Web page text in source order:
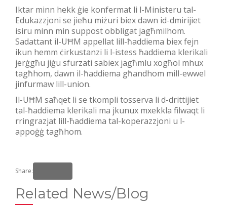
Iktar minn hekk ġie konfermat li l-Ministeru tal-
Edukazzjoni se jieħu miżuri biex dawn id-dmirijiet
isiru minn min suppost obbligat jagħmilhom.
Sadattant il-UĦM appellat lill-ħaddiema biex fejn
ikun hemm ċirkustanzi li l-istess ħaddiema klerikali
jerġgħu jiġu sfurzati sabiex jagħmlu xogħol mhux
tagħhom, dawn il-ħaddiema għandhom mill-ewwel
jinfurmaw lill-union.
Il-UĦM saħqet li se tkompli tosserva li d-drittijiet
tal-ħaddiema klerikali ma jkunux mxekkla filwaqt li
rringrazjat lill-ħaddiema tal-koperazzjoni u l-
appoġġ tagħhom.
Share:
Related News/Blog